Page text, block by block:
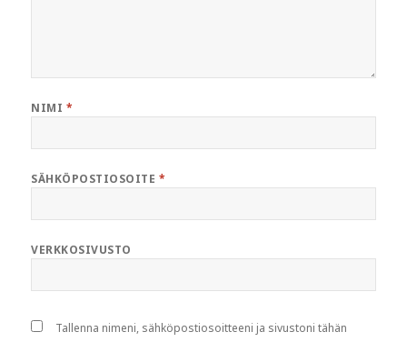
NIMI *
SÄHKÖPOSTIOSOITE *
VERKKOSIVUSTO
Tallenna nimeni, sähköpostiosoitteeni ja sivustoni tähän